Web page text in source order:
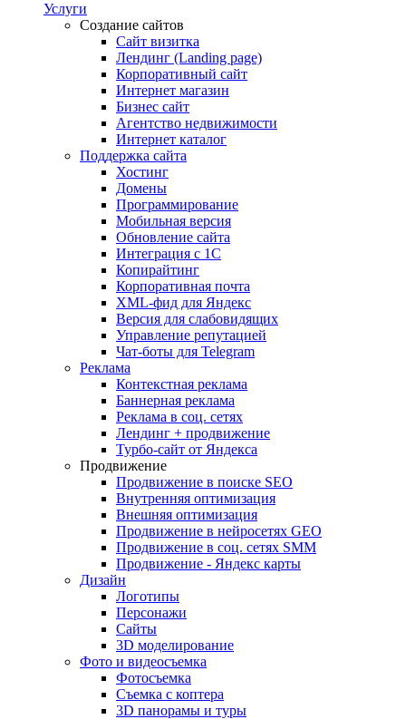
Услуги
Создание сайтов
Сайт визитка
Лендинг (Landing page)
Корпоративный сайт
Интернет магазин
Бизнес сайт
Агентство недвижимости
Интернет каталог
Поддержка сайта
Хостинг
Домены
Программирование
Мобильная версия
Обновление сайта
Интеграция с 1С
Копирайтинг
Корпоративная почта
XML-фид для Яндекс
Версия для слабовидящих
Управление репутацией
Чат-боты для Telegram
Реклама
Контекстная реклама
Баннерная реклама
Реклама в соц. сетях
Лендинг + продвижение
Турбо-сайт от Яндекса
Продвижение
Продвижение в поиске SEO
Внутренняя оптимизация
Внешняя оптимизация
Продвижение в нейросетях GEO
Продвижение в соц. сетях SMM
Продвижение - Яндекс карты
Дизайн
Логотипы
Персонажи
Сайты
3D моделирование
Фото и видеосъемка
Фотосъемка
Съемка с коптера
3D панорамы и туры